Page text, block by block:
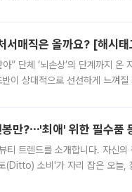
서매직은 올까요? [해시
” 단체 ‘뇌손상’의 단계까지
이 상대적으로 선선하게 느껴
봉만?⋯'최애' 위한 필수품
티 트렌드를 소개합니다. 자신
(Ditto) 소비'가 자리 잡은 오늘,